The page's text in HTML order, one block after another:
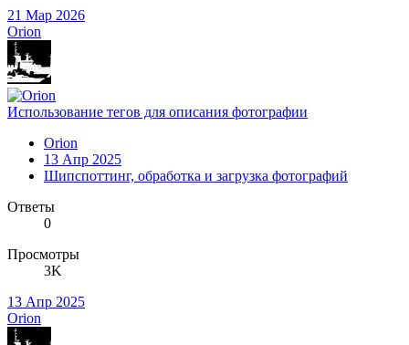
21 Мар 2026
Orion
Использование тегов для описания фотографии
Orion
13 Апр 2025
Шипспоттинг, обработка и загрузка фотографий
Ответы
0
Просмотры
3K
13 Апр 2025
Orion